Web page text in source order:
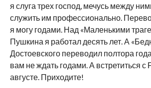
я слуга трех господ, мечусь между
служить им профессионально.
я могу годами. Над «Маленькими
Пушкина я работал десять лет. А
Достоевского переводил полтора
вам не ждать годами. А встретиться
августе. Приходите!